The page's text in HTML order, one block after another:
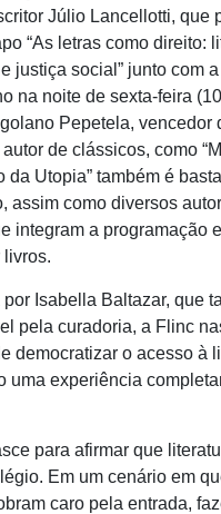
Júlio Lancellotti, que
“As letras como direito:
justiça social” junto com
na noite de sexta-feira
Pepetela, vencedor
de clássicos, como
da Utopia” também é
assim como diversos
integram a programação
livros.
por Isabella Baltazar, que
pela curadoria, a Flinc
democratizar o acesso à
uma experiência
para afirmar que
Em um cenário em
caro pela entrada,